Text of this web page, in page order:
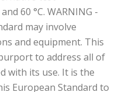
60 °C. WARNING -
may involve
and equipment. This
to address all of
with its use. It is the
European Standard to